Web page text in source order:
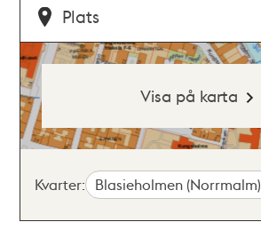
Plats
Visa på karta
Kvarter: Blasieholmen (Norrmalm)